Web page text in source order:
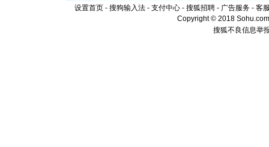
卖了。水
[春节] 风
颜！冬去
道一声平
设置首页 - 搜狗输入法 - 支付中心 - 搜狐招聘 - 广告服务 - 客
Copyright © 2018
搜狐不良信息举